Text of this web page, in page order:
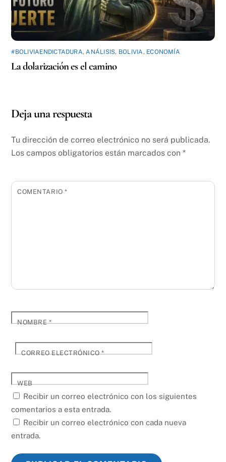
#BOLIVIAENDICTADURA, ANÁLISIS, BOLIVIA , ECONOMÍA
La dolarización es el camino
Deja una respuesta
Tu dirección de correo electrónico no será publicada.
Los campos obligatorios están marcados con*
COMENTARIO*
NOMBRE*
CORREO ELECTRÓNICO*
WEB
Recibir un correo electrónico con los siguientes
comentarios a esta entrada.
Recibir un correo electrónico con cada nueva
entrada.